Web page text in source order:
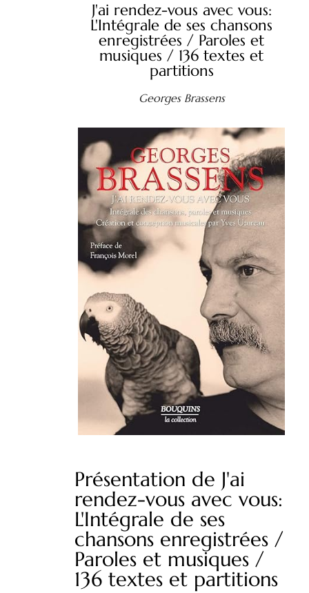
J'ai rendez-vous avec vous:
L'Intégrale de ses chansons
enregistrées / Paroles et
musiques / 136 textes et
partitions
Georges Brassens
Présentation de J'ai
rendez-vous avec vous:
L'Intégrale de ses
chansons enregistrées /
Paroles et musiques /
136 textes et partitions